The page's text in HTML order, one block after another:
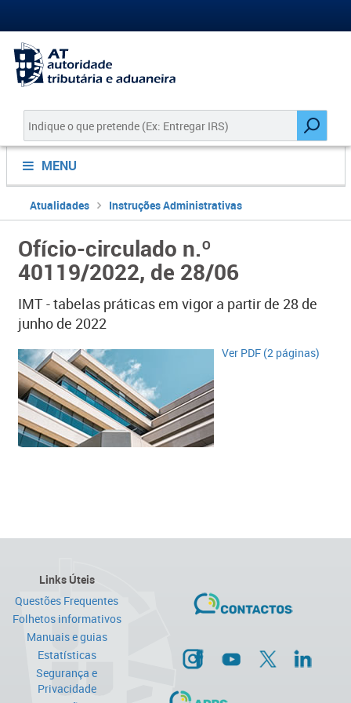
MENU
Atualidades Instruções Administrativas
Ofício-circulado n.º
40119/2022, de 28/06
IMT - tabelas práticas em vigor a partir de 28 de
junho de 2022
Ver PDF (2 páginas)​​
Links Úteis
Questões Frequentes
Folhetos informativos
Manuais e guias
Estatísticas
Segurança e
Privacidade